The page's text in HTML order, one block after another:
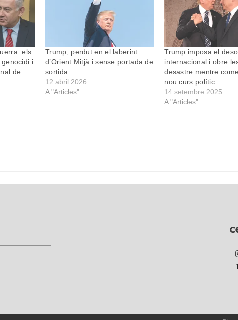
els
genocidi i
de
Trump, perdut en el laberint
d’Orient Mitjà i sense portada de
sortida
12 abril 2026
A "Articles"
Trump imposa el
internacional i obre
desastre mentre
nou curs polític
14 setembre 2025
A "Articles"